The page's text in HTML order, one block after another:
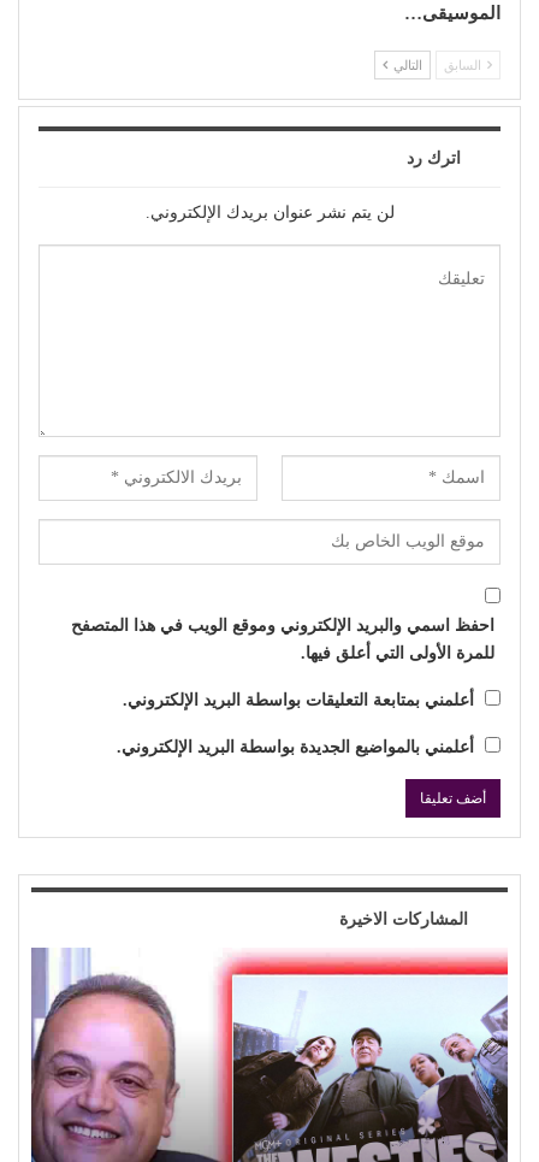
الموسيقى…
السابق التالي
اترك رد
لن يتم نشر عنوان بريدك الإلكتروني.
احفظ اسمي والبريد الإلكتروني وموقع الويب في هذا المتصفح
للمرة الأولى التي أعلق فيها.
أعلمني بمتابعة التعليقات بواسطة البريد الإلكتروني.
أعلمني بالمواضيع الجديدة بواسطة البريد الإلكتروني.
المشاركات الاخيرة